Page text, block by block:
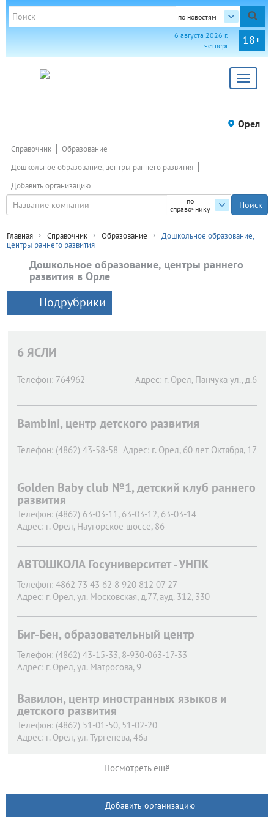
по новостям
18+
6 августа 2026 г.
четверг
Toggle
Орел
по
справочнику
Справочник
Образование
Дошкольное образование, центры раннего развития
Добавить организацию
Главная Справочник Образование
Дошкольное образование,
центры раннего развития
Дошкольное образование, центры раннего
развития в Орле
Подрубрики
6 ЯСЛИ
Телефон: 764962 Адрес: г. Орел, Панчука ул., д.6
Bambini, центр детского развития
Телефон: (4862) 43-58-58 Адрес: г. Орел, 60 лет Октября, 17
Golden Baby club №1, детский клуб раннего
развития
Телефон: (4862) 63-03-11, 63-03-12, 63-03-14
Адрес: г. Орел, Наугорское шоссе, 86
АВТОШКОЛА Госуниверситет - УНПК
Телефон: 4862 73 43 62 8 920 812 07 27
Адрес: г. Орел, ул. Московская, д.77, ауд. 312, 330
Биг-Бен, образовательный центр
Телефон: (4862) 43-15-33, 8-930-063-17-33
Адрес: г. Орел, ул. Матросова, 9
Вавилон, центр иностранных языков и
детского развития
Телефон: (4862) 51-01-50, 51-02-20
Адрес: г. Орел, ул. Тургенева, 46а
Посмотреть ещё
Добавить организацию